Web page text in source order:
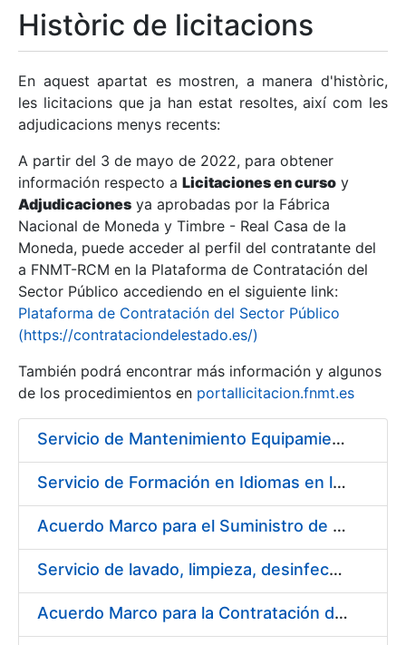
Mostra/Amaga
Mostra/Amaga
Mostra/Amaga
Històric de licitacions
En aquest apartat es mostren, a manera d'històric,
les licitacions que ja han estat resoltes, així com les
adjudicacions menys recents:
A partir del 3 de mayo de 2022, para obtener
información respecto a Licitaciones en curso y
Adjudicaciones ya aprobadas por la Fábrica
Nacional de Moneda y Timbre - Real Casa de la
Moneda, puede acceder al perfil del contratante del
a FNMT-RCM en la Plataforma de Contratación del
Sector Público accediendo en el siguiente link:
Plataforma de Contratación del Sector Público
(https://contrataciondelestado.es/)
También podrá encontrar más información y algunos
de los procedimientos en portallicitacion.fnmt.es
Servicio de Mantenimiento Equipamiento ORACLE en CERES periodo 2019-2020
Servicio de Formación en Idiomas en la Modalidad Presencial
Acuerdo Marco para el Suministro de Droguería y Limpieza para la FNMT-RCM durante el año 2019 en su Sede de Madrid
Servicio de lavado, limpieza, desinfección y descontaminación de la ropa de trabajo del personal de la FNMT-RCM de Madrid
Acuerdo Marco para la Contratación de Fabricación de Piezas